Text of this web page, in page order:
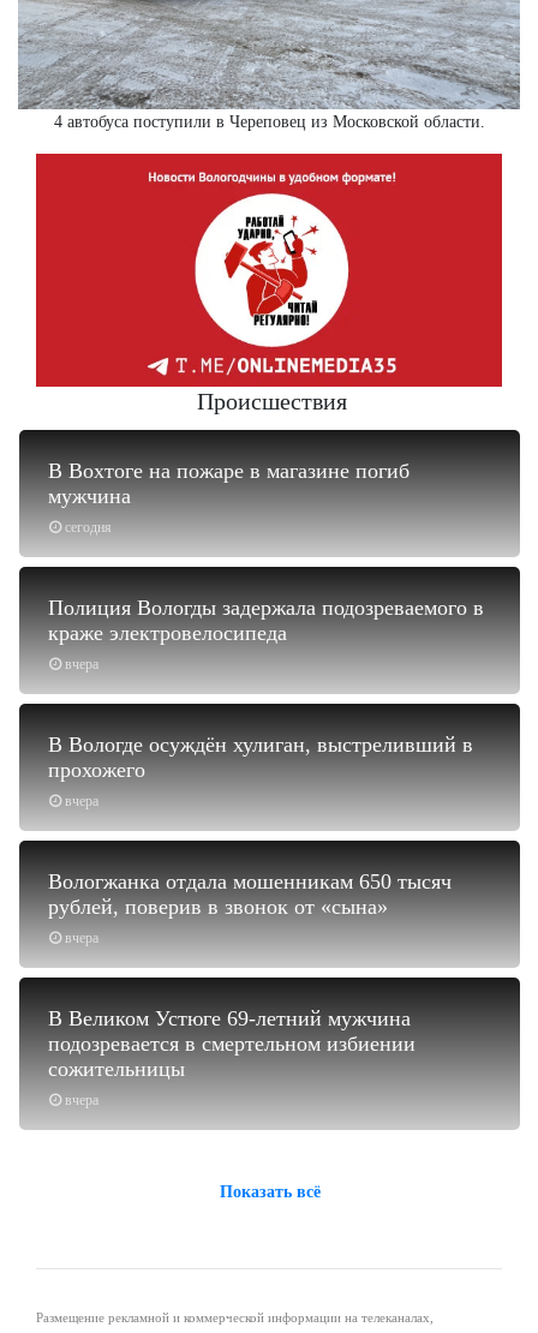
4 автобуса поступили в Череповец из Московской области.
Происшествия
сегодня
В Вохтоге на пожаре в магазине погиб
мужчина
вчера
Полиция Вологды задержала подозреваемого в
краже электровелосипеда
вчера
В Вологде осуждён хулиган, выстреливший в
прохожего
вчера
Вологжанка отдала мошенникам 650 тысяч
рублей, поверив в звонок от «сына»
вчера
В Великом Устюге 69-летний мужчина
подозревается в смертельном избиении
сожительницы
Показать всё
Размещение рекламной и коммерческой информации на телеканалах,